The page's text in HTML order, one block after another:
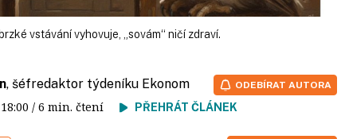
vstávání vyhovuje, „sovám“ ničí zdraví.
, šéfredaktor týdeníku Ekonom
18:00 / 6 min. čtení PŘEHRÁT ČLÁNEK
ODEBÍRAT AUTORA